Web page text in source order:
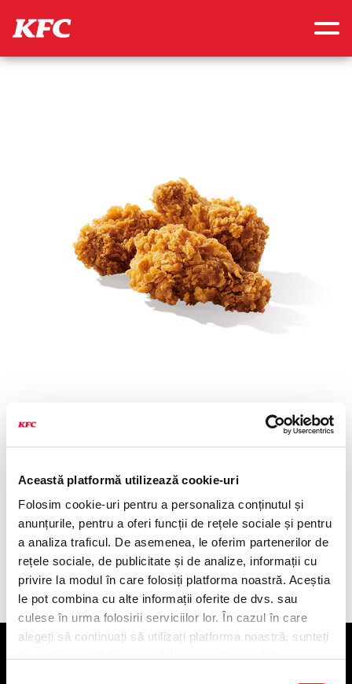
Această platformă utilizează cookie-uri
Folosim cookie-uri pentru a personaliza conținutul și
anunțurile, pentru a oferi funcții de rețele sociale și pentru
a analiza traficul. De asemenea, le oferim partenerilor de
rețele sociale, de publicitate și de analize, informații cu
privire la modul în care folosiți platforma noastră. Aceștia
le pot combina cu alte informații oferite de dvs. sau
culese în urma folosirii serviciilor lor. În cazul în care
alegeți să continuați să utilizați platforma noastră, sunteți
4 Hot Wings®
meal component
Componența produsului
KFC